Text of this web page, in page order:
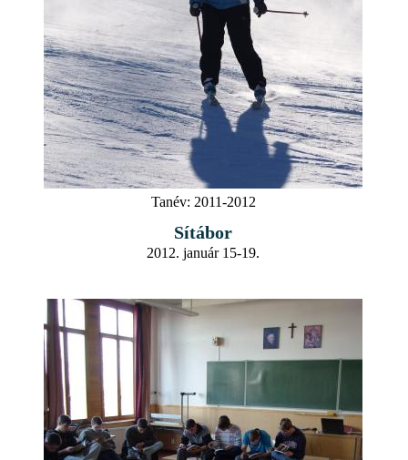
Tanév: 2011-2012
Sítábor
2012. január 15-19.